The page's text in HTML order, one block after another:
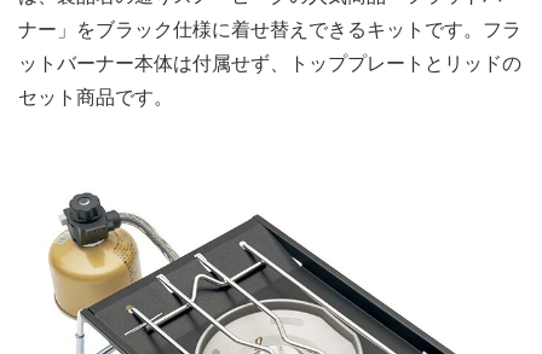
ナー」をブラック仕様に着せ替えできるキットです。フラ
ットバーナー本体は付属せず、トッププレートとリッドの
セット商品です。